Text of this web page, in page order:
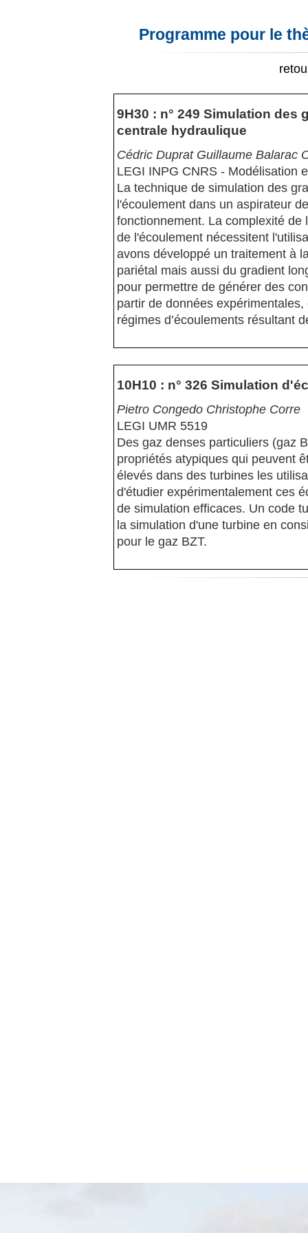
Programme pour le
9H30 : n° 249 Simulation
centrale hydraulique
Cédric Duprat Guillaume Balarac
LEGI INPG CNRS - Modélisation
La technique de simulation des
l'écoulement dans un aspirateur
fonctionnement. La complexité
de l'écoulement nécessitent
avons développé un traitement à
pariétal mais aussi du gradient
pour permettre de générer des
partir de données
régimes d’écoulements résultant
10H10 : n° 326 Simulation
Pietro Congedo Christophe Corre
LEGI UMR 5519
Des gaz denses particuliers (gaz
propriétés atypiques qui peuvent
élevés dans des turbines les
d'étudier expérimentalement ces
de simulation efficaces. Un code
la simulation d'une turbine en
pour le gaz BZT.